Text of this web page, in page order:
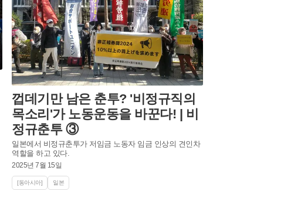
껍데기만 남은 춘투? '비정규직의
목소리'가 노동운동을 바꾼다! | 비
정규춘투 ③
일본에서 비정규춘투가 저임금 노동자 임금 인상의 견인차
역할을 하고 있다.
2025년 7월 15일
[동아시아] 일본